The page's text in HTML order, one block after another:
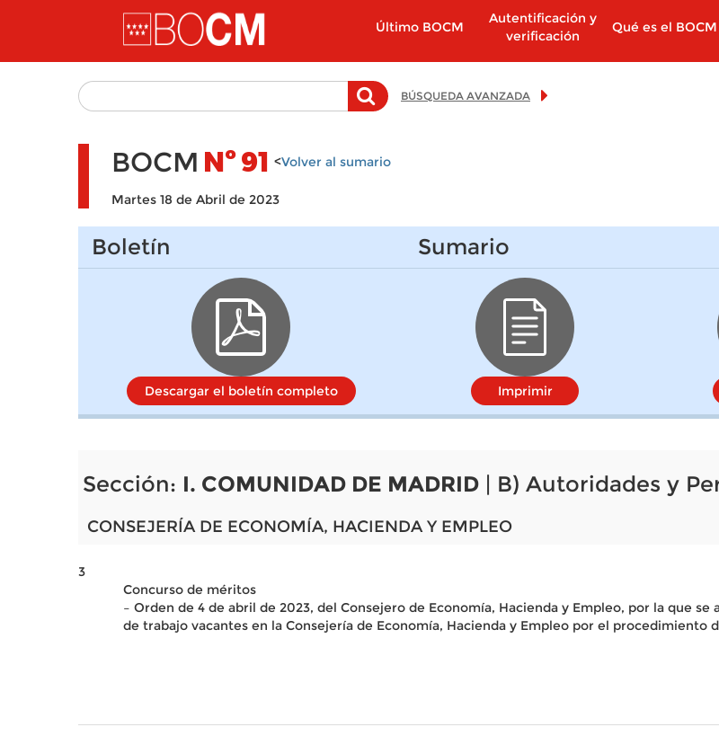
Pasar al contenido principal
Último BOCM
Autentificación y
verificación
Qué es el BOCM
BÚSQUEDA AVANZADA
BOCM Nº91 <Volver al sumario
Martes 18 de Abril de 2023
Boletín
Descargar el boletín completo
Sumario
Imprimir
Sección: I. COMUNIDAD DE MADRID | B) Autoridades y
CONSEJERÍA DE ECONOMÍA, HACIENDA Y EMPLEO
3
Concurso de méritos
– Orden de 4 de abril de 2023, del Consejero de Economía, Hacienda y Empleo, por la que
de trabajo vacantes en la Consejería de Economía, Hacienda y Empleo por el procedimiento